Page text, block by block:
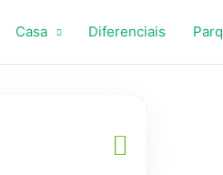
Casa Diferenciais